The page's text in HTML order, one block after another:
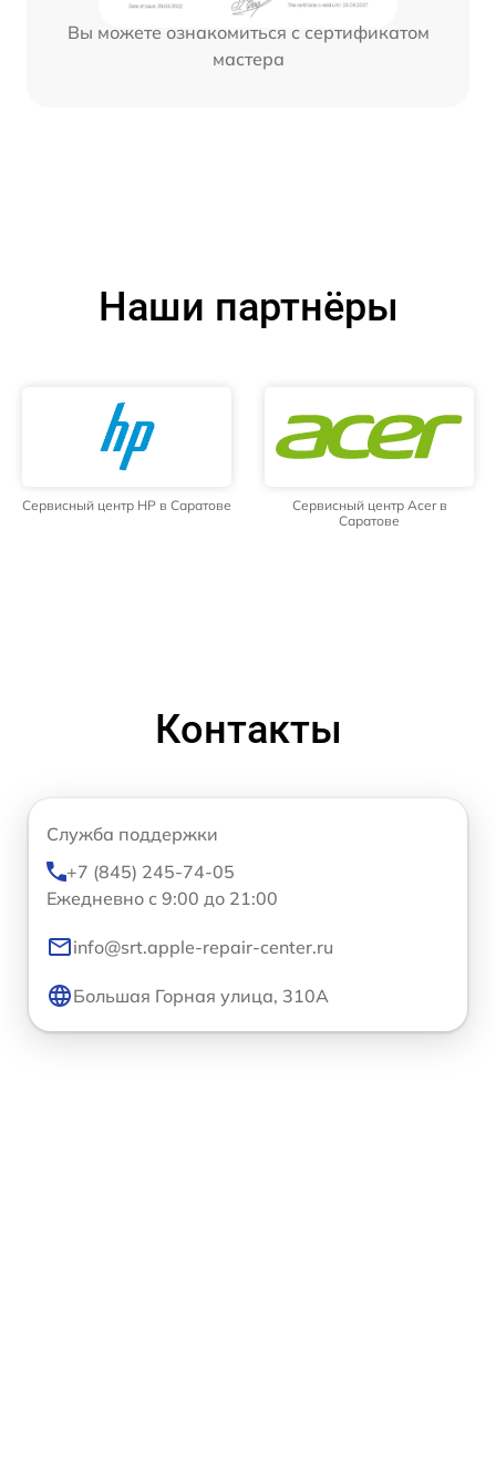
Вы можете ознакомиться с сертификатом
мастера
Наши партнёры
Сервисный центр HP в Саратове
Сервисный центр Acer в
Саратове
Контакты
Служба поддержки
+7 (845) 245-74-05
Ежедневно с 9:00 до 21:00
info@srt.apple-repair-center.ru
Большая Горная улица, 310А